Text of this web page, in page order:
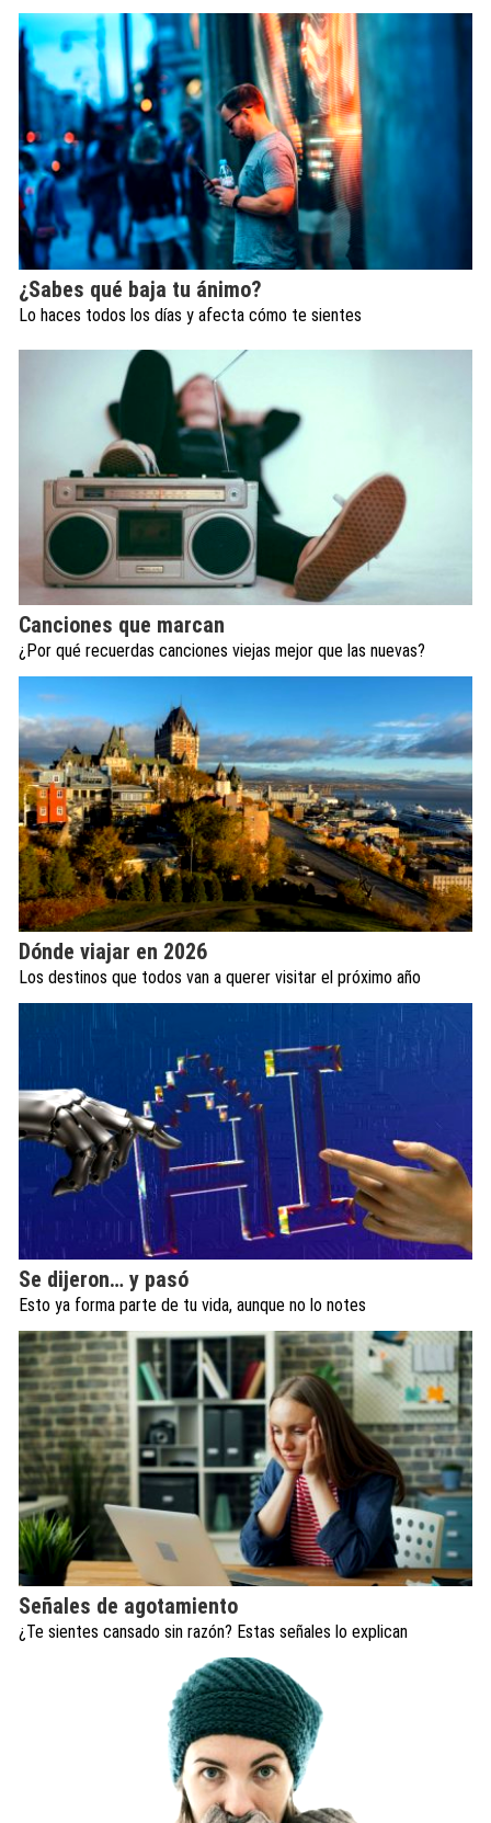
¿Sabes qué baja tu ánimo?
Lo haces todos los días y afecta cómo te sientes
Canciones que marcan
¿Por qué recuerdas canciones viejas mejor que las nuevas?
Dónde viajar en 2026
Los destinos que todos van a querer visitar el próximo año
Se dijeron… y pasó
Esto ya forma parte de tu vida, aunque no lo notes
Señales de agotamiento
¿Te sientes cansado sin razón? Estas señales lo explican